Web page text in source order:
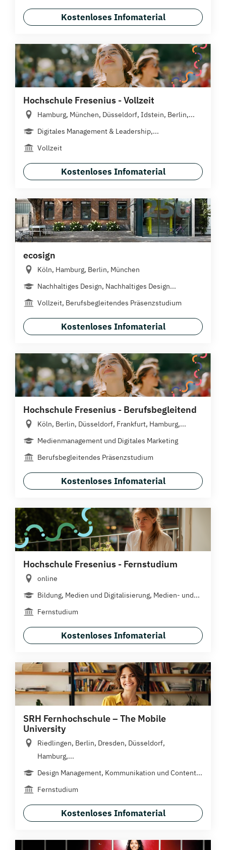
Kostenloses Infomaterial
Hochschule Fresenius - Vollzeit
Hamburg, München, Düsseldorf, Idstein, Berlin,...
Digitales Management & Leadership,...
Vollzeit
Kostenloses Infomaterial
ecosign
Köln, Hamburg, Berlin, München
Nachhaltiges Design, Nachhaltiges Design...
Vollzeit, Berufsbegleitendes Präsenzstudium
Kostenloses Infomaterial
Hochschule Fresenius - Berufsbegleitend
Köln, Berlin, Düsseldorf, Frankfurt, Hamburg,...
Medienmanagement und Digitales Marketing
Berufsbegleitendes Präsenzstudium
Kostenloses Infomaterial
Hochschule Fresenius - Fernstudium
online
Bildung, Medien und Digitalisierung, Medien- und...
Fernstudium
Kostenloses Infomaterial
SRH Fernhochschule – The Mobile
University
Riedlingen, Berlin, Dresden, Düsseldorf,
Hamburg,...
Design Management, Kommunikation und Content...
Fernstudium
Kostenloses Infomaterial